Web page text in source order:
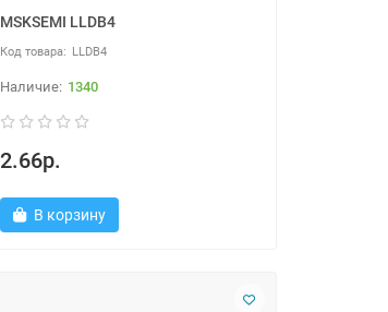
MSKSEMI LLDB4
LLDB4
1340
2.66р.
В корзину